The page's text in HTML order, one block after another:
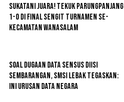
Sukatani Juara! Tekuk Parungpanjang
1-0 di Final Sengit Turnamen se-
Kecamatan Wanasalam
Soal Dugaan Data Sensus Diisi
Sembarangan, SMSI Lebak Tegaskan:
Ini Urusan Data Negara